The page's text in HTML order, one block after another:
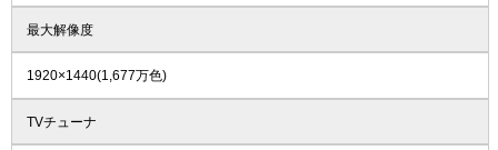
最大解像度
1920×1440(1,677万色)
TVチューナ